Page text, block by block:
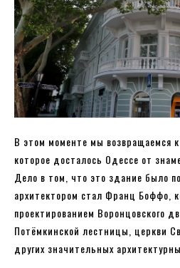
В этом моменте мы возвращаемся
которое досталось Одессе от
Дело в том, что это здание было
архитектором стал Франц Боффо,
проектированием Воронцовского
Потёмкинской лестницы, церкви
других значительных